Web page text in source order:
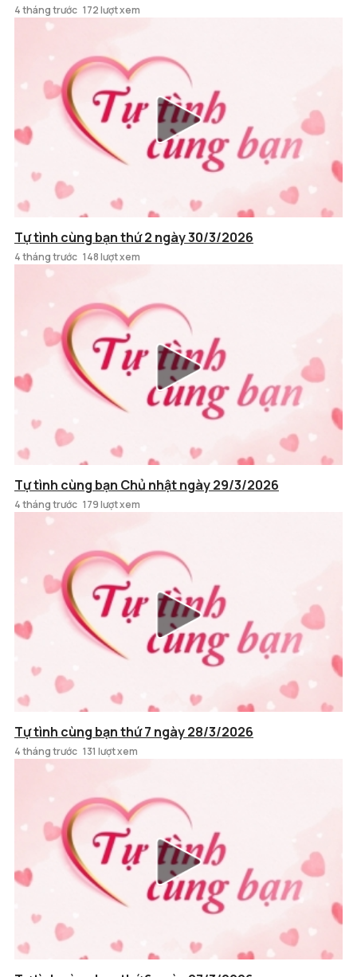
4 tháng trước 172 lượt xem
Tự tình cùng bạn thứ 2 ngày 30/3/2026
4 tháng trước 148 lượt xem
Tự tình cùng bạn Chủ nhật ngày 29/3/2026
4 tháng trước 179 lượt xem
Tự tình cùng bạn thứ 7 ngày 28/3/2026
4 tháng trước 131 lượt xem